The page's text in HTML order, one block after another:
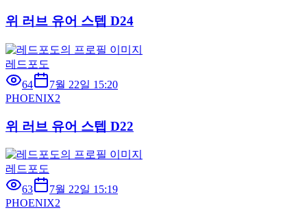
위 러브 유어 스텝 D24
레드포도
64
7월 22일 15:20
PHOENIX2
위 러브 유어 스텝 D22
레드포도
63
7월 22일 15:19
PHOENIX2